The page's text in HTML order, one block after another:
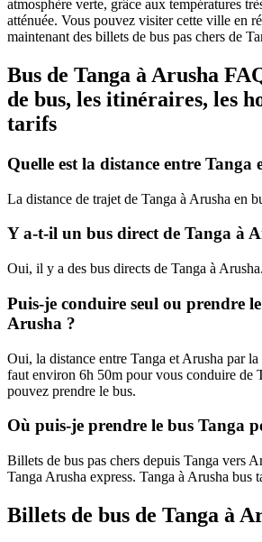
atmosphère verte, grâce aux températures
atténuée. Vous pouvez visiter cette ville en
maintenant des billets de bus pas chers de
Bus de Tanga à Arusha
de bus, les itinéraires, les
tarifs
Quelle est la distance entre Tanga
La distance de trajet de Tanga à Arusha en
Y a-t-il un bus direct de Tanga à
Oui, il y a des bus directs de Tanga à Arusha.
Puis-je conduire seul ou prendre
Arusha ?
Oui, la distance entre Tanga et Arusha par
faut environ 6h 50m pour vous conduire de
pouvez prendre le bus.
Où puis-je prendre le bus Tanga
Billets de bus pas chers depuis Tanga vers
Tanga Arusha express. Tanga à Arusha bus
Billets de bus de Tanga à